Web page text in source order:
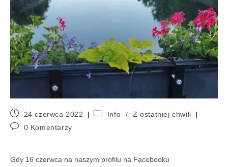
24 czerwca 2022 Info /
Z ostatniej chwili
0 Komentarzy
Gdy 16 czerwca na naszym profilu na Facebooku